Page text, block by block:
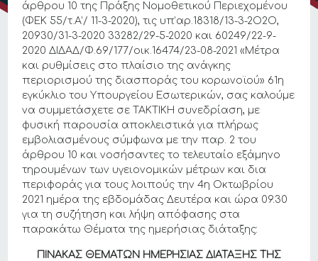
άρθρου 10 της Πράξης Νομοθετικού Περιεχομένου
(ΦΕΚ 55/τ.Α’/ 11-3-2020), τις υπ’αρ.18318/13-3-2Ο2Ο,
20930/31-3-2020 33282/29-5-2020 και 60249/22-9-
2020 ΔΙΔΑΔ/Φ.69/177/οικ.16474/23-08-2021 «Μέτρα
και ρυθμίσεις στο πλαίσιο της ανάγκης
περιορισμού της διασποράς του κορωνοϊού» 61η
εγκύκλιο του Υπουργείου Εσωτερικών, σας καλούμε
να συμμετάσχετε σε ΤΑΚΤΙΚΗ συνεδρίαση, με
φυσική παρουσία αποκλειστικά για πλήρως
εμβολιασμένους σύμφωνα με την παρ. 2 του
άρθρου 10 και νοσήσαντες το τελευταίο εξάμηνο
τηρουμένων των υγειονομικών μέτρων και δια
περιφοράς για τους λοιπούς την 4η Οκτωβρίου
2021 ημέρα της εβδομάδας Δευτέρα και ώρα 09.30
για τη συζήτηση και λήψη απόφασης στα
παρακάτω Θέματα της ημερήσιας διάταξης:
ΠΙΝΑΚΑΣ ΘΕΜΑΤΩΝ ΗΜΕΡΗΣΙΑΣ ΔΙΑΤΑΞΗΣ ΤΗΣ